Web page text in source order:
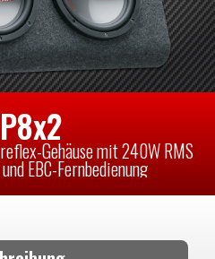
Gehäuse mit 240W RMS
EBC-Fernbedienung